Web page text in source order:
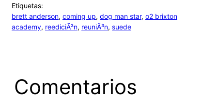
Etiquetas:
brett anderson, coming up, dog man star, o2 brixton
academy, reediciÃ³n, reuniÃ³n, suede
Comentarios